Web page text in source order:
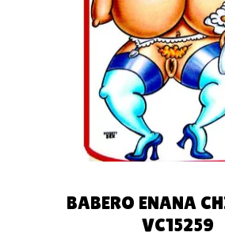
AÑADIR
AL
CARRITO
BABERO ENANA
VC15259